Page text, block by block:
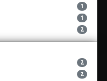
1
1
2
2
2